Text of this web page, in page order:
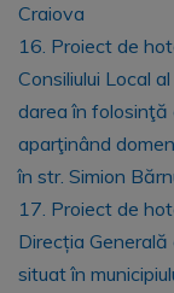
Craiova
16. Proiect de
Consiliului Local
darea în folosinţă
aparţinând
în str. Simion
17. Proiect de
Direcția
situat în